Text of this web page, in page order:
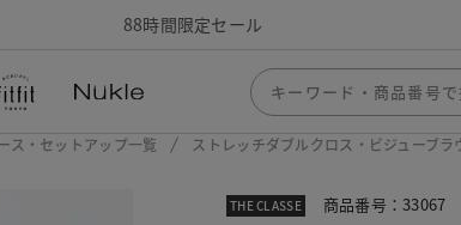
88時間限定セール
ス・セットアップ一覧 ストレッチダブルクロス・ビジューブラ
THE CLASSE 商品番号：33067